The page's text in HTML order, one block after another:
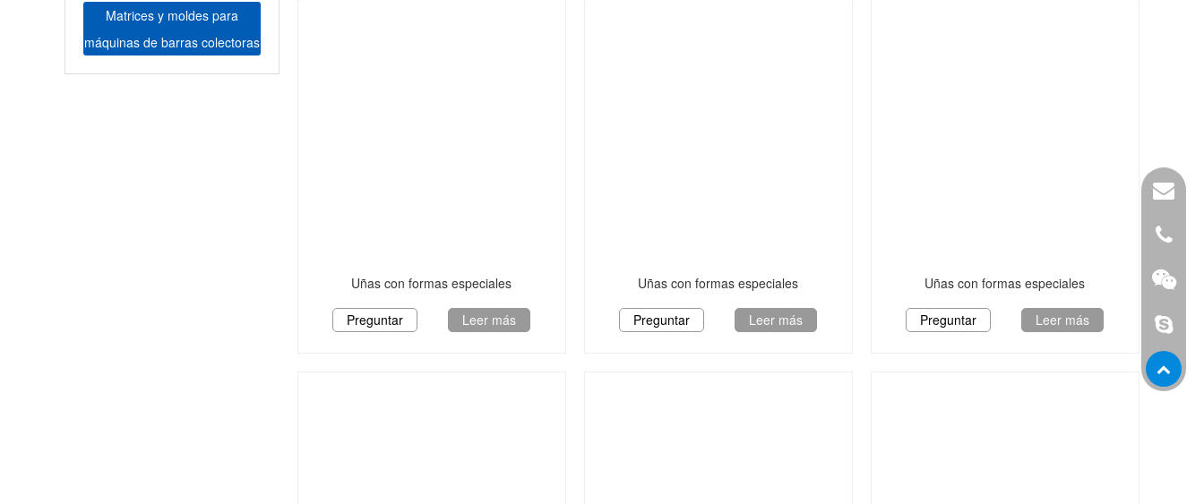
Matrices y moldes para
máquinas de barras colectoras
Uñas con formas especiales
Preguntar Leer más
Uñas con formas especiales
Preguntar Leer más
Uñas con formas especiales
Preguntar Leer más
WeChat